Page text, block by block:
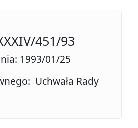
451/93
1993/01/25
Uchwała Rady